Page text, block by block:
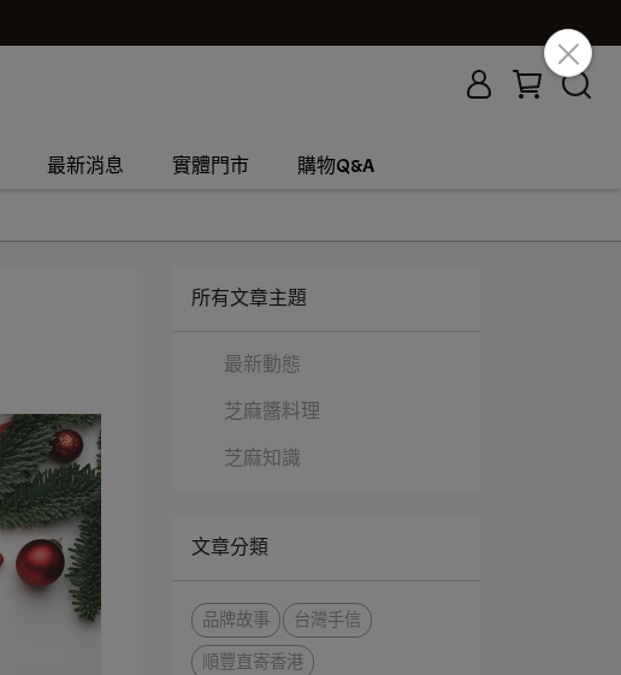
最新消息 實體門市 購物Q&A
所有文章主題
最新動態
芝麻醬料理
芝麻知識
文章分類
品牌故事
台灣手信
順豐直寄香港